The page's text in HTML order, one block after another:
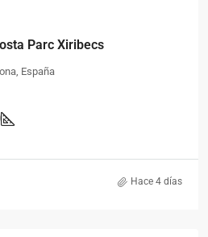
Parc Xiribecs
España
Hace 4 días